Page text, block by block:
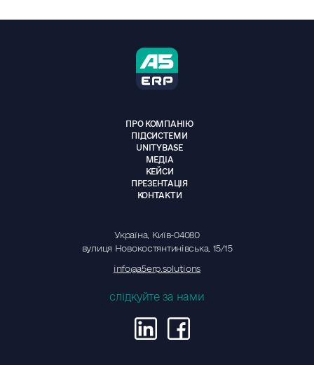
ПРО КОМПАНІЮ
ПІДСИСТЕМИ
UNITYBASE
МЕДІА
КЕЙСИ
ПРЕЗЕНТАЦІЯ
КОНТАКТИ
Україна, Київ-04080
вулиця Новокостянтинівська, 15/15
info@a5erp.solutions
слідкуйте за нами